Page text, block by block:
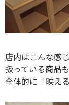
店内はこんな感
扱っている商品
全体的に「映え